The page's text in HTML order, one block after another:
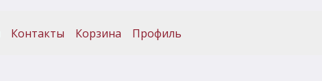
Контакты Корзина Профиль